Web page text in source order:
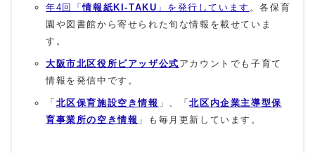
年4回「情報紙KI-TAKU 」を発行しています 。各保育
園や図書館から寄せられた旬な情報を載せていま
す。
大阪市北区役所ピアッザ公式 アカウントでも子育て
情報を発信中です。
「 北区保育施設空き情報 」、「北区内企業主導型保
育事業所の空き情報 」も毎月更新しています。